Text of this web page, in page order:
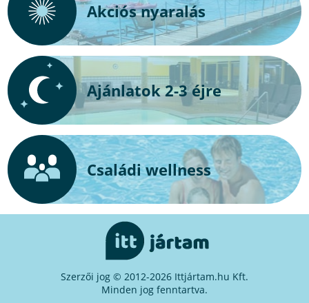
Akciós nyaralás
Ajánlatok 2-3 éjre
Családi wellness
Szerzői jog © 2012-2026 Ittjártam.hu Kft.
Minden jog fenntartva.